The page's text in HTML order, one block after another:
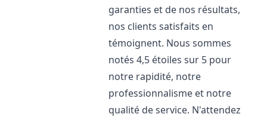
garanties et de nos résultats,
nos clients satisfaits en
témoignent. Nous sommes
notés 4,5 étoiles sur 5 pour
notre rapidité, notre
professionnalisme et notre
qualité de service. N'attendez